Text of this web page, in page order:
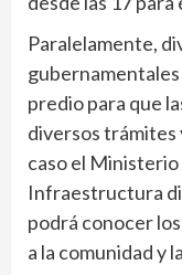
Paralelamente,
predio para que
diversos trámites
caso el
Infraestructura
podrá conocer
a la comunidad y